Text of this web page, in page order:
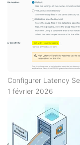
Configurer Latency
1 février 2026